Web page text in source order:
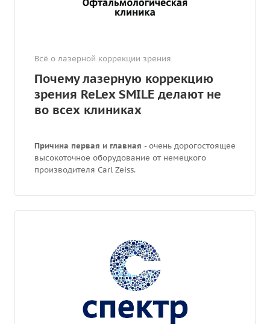
Всё о лазерной коррекции зрения
Почему лазерную коррекцию
зрения ReLex SMILE делают не
во всех клиниках
Причина первая и главная - очень дорогостоящее
высокоточное оборудование от немецкого
производителя Carl Zeiss.